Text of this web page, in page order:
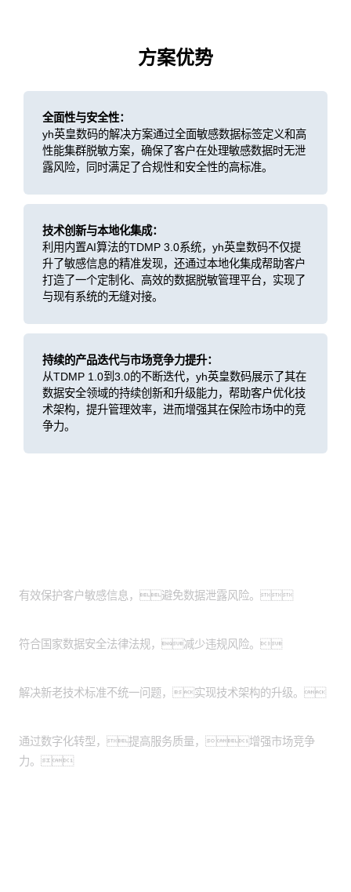
方案优势
全面性与安全性：
yh英皇数码的解决方案通过全面敏感数据标签定义和高
性能集群脱敏方案，确保了客户在处理敏感数据时无泄
露风险，同时满足了合规性和安全性的高标准。
技术创新与本地化集成：
利用内置AI算法的TDMP 3.0系统，yh英皇数码不仅提
升了敏感信息的精准发现，还通过本地化集成帮助客户
打造了一个定制化、高效的数据脱敏管理平台，实现了
与现有系统的无缝对接。
持续的产品迭代与市场竞争力提升：
从TDMP 1.0到3.0的不断迭代，yh英皇数码展示了其在
数据安全领域的持续创新和升级能力，帮助客户优化技
术架构，提升管理效率，进而增强其在保险市场中的竞
争力。
有效保护客户敏感信息，避免数据泄露风险。
符合国家数据安全法律法规，减少违规风险。
解决新老技术标准不统一问题，实现技术架构的升级。
通过数字化转型，提高服务质量，增强市场竞争
力。